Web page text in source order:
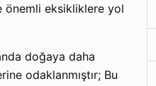
önemli eksikliklere yol
doğaya daha
odaklanmıştır; Bu